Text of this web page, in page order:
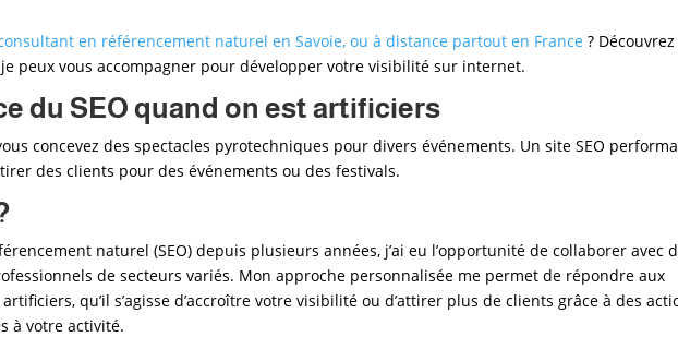
en référencement naturel en Savoie, ou à distance partout en France?
peux vous accompagner pour développer votre visibilité sur internet.
du SEO quand on est artificiers
concevez des spectacles pyrotechniques pour divers événements. Un site SEO
des clients pour des événements ou des festivals.
naturel (SEO) depuis plusieurs années, j’ai eu l’opportunité de collaborer avec
de secteurs variés. Mon approche personnalisée me permet de répondre aux
artificiers, qu’il s’agisse d’accroître votre visibilité ou d’attirer plus de clients grâce à des
à votre activité.